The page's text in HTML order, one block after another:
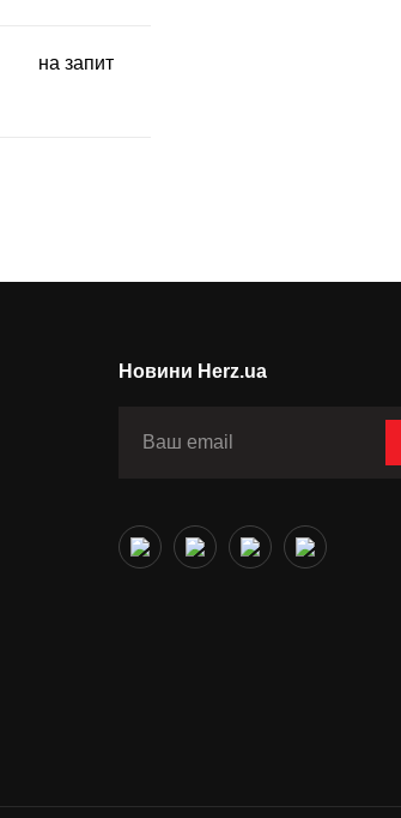
на запит
Новини Herz.ua